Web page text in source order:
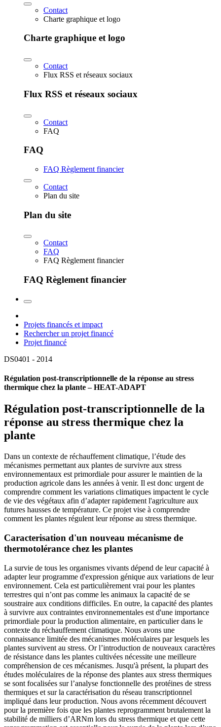
Contact
Charte graphique et logo
Charte graphique et logo
Contact
Flux RSS et réseaux sociaux
Flux RSS et réseaux sociaux
Contact
FAQ
FAQ
FAQ Règlement financier
Contact
Plan du site
Plan du site
Contact
FAQ
FAQ Règlement financier
FAQ Règlement financier
Projets financés et impact
Rechercher un projet financé
Projet financé
DS0401 - 2014
Régulation post-transcriptionnelle de la réponse au stress
thermique chez la plante – HEAT-ADAPT
Régulation post-transcriptionnelle de la
réponse au stress thermique chez la
plante
Dans un contexte de réchauffement climatique, l’étude des
mécanismes permettant aux plantes de survivre aux stress
environnementaux est primordiale pour assurer le maintien de la
production agricole dans les années à venir. Il est donc urgent de
comprendre comment les variations climatiques impactent le cycle
de vie des végétaux afin d’adapter rapidement l'agriculture aux
futures hausses de température. Ce projet vise à comprendre
comment les plantes régulent leur réponse au stress thermique.
Caracterisation d'un nouveau mécanisme de
thermotolérance chez les plantes
La survie de tous les organismes vivants dépend de leur capacité à
adapter leur programme d'expression génique aux variations de leur
environnement. Cela est particulièrement vrai pour les plantes
terrestres qui n’ont pas comme les animaux la capacité de se
soustraire aux conditions difficiles. En outre, la capacité des plantes
à survivre aux contraintes environnementales est d'une importance
primordiale pour la production alimentaire, en particulier dans le
contexte du réchauffement climatique. Nous avons une
connaissance limitée des mécanismes moléculaires par lesquels les
plantes survivent au stress. Or l’introduction de nouveaux caractères
de résistance dans les plantes cultivées nécessite une meilleure
compréhension de ces mécanismes. Jusqu'à présent, la plupart des
études moléculaires de la réponse des plantes aux stress thermiques
se sont focalisées sur l’analyse fonctionnelle des protéines de stress
thermiques et sur la caractérisation du réseau transcriptionnel
impliqué dans leur production. Nous avons récemment découvert
pour la première fois que les plantes reprogramment brutalement la
stabilité de milliers d’ARNm lors du stress thermique et que cette